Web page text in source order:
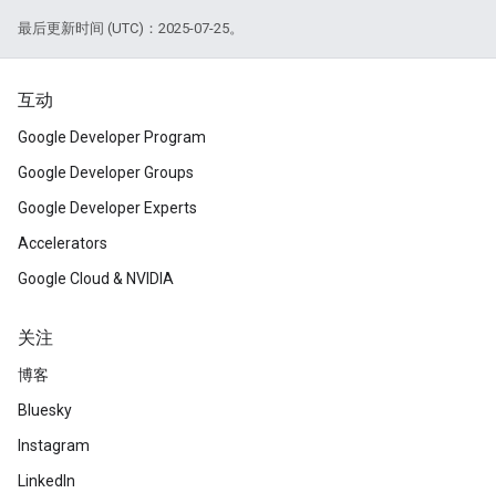
最后更新时间 (UTC)：2025-07-25。
互动
Google Developer Program
Google Developer Groups
Google Developer Experts
Accelerators
Google Cloud & NVIDIA
关注
博客
Bluesky
Instagram
LinkedIn